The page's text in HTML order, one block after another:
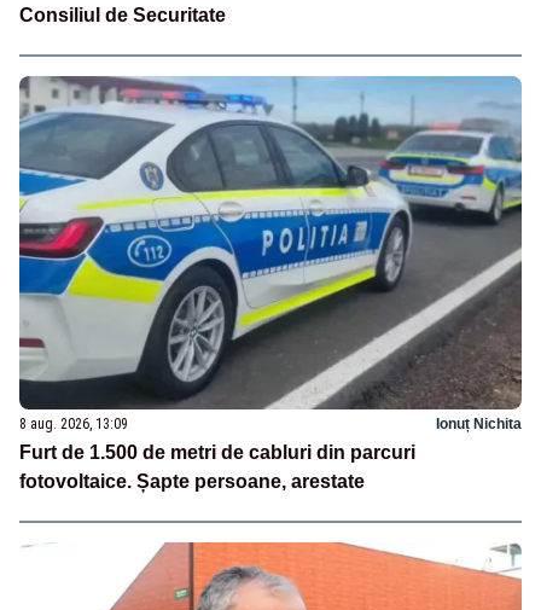
Consiliul de Securitate
8 aug. 2026, 13:09 Ionuț Nichita
Furt de 1.500 de metri de cabluri din parcuri
fotovoltaice. Șapte persoane, arestate